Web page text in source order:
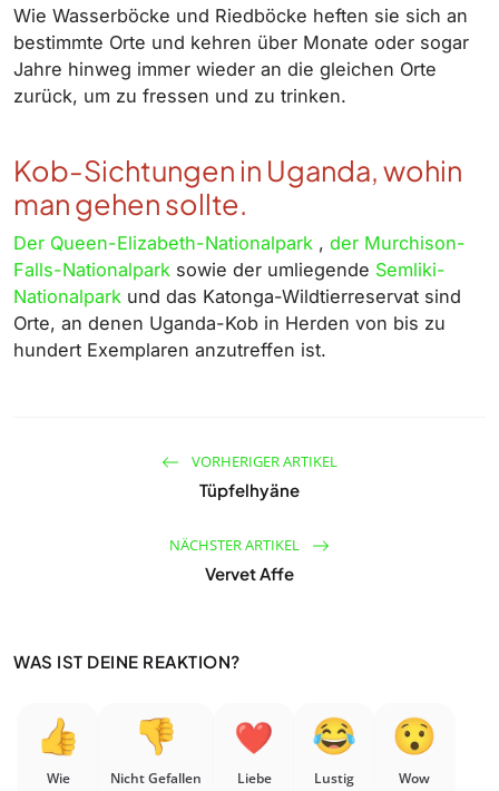
Wie Wasserböcke und Riedböcke heften sie sich an
bestimmte Orte und kehren über Monate oder sogar
Jahre hinweg immer wieder an die gleichen Orte
zurück, um zu fressen und zu trinken.
Kob-Sichtungen in Uganda, wohin
man gehen sollte.
Der Queen-Elizabeth-Nationalpark , der Murchison-
Falls-Nationalpark sowie der umliegende Semliki-
Nationalpark und das Katonga-Wildtierreservat sind
Orte, an denen Uganda-Kob in Herden von bis zu
hundert Exemplaren anzutreffen ist.
VORHERIGER ARTIKEL
Tüpfelhyäne
NÄCHSTER ARTIKEL
Vervet Affe
WAS IST DEINE REAKTION?
Wie Nicht Gefallen Liebe Lustig Wow